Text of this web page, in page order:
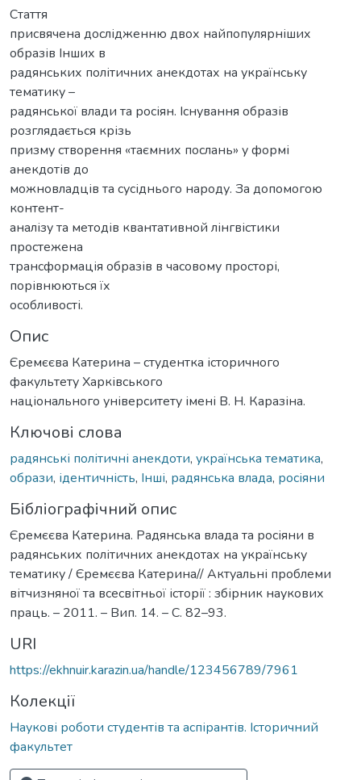
Стаття
присвячена дослідженню двох найпопулярніших
образів Інших в
радянських політичних анекдотах на українську
тематику –
радянської влади та росіян. Існування образів
розглядається крізь
призму створення «таємних послань» у формі
анекдотів до
можновладців та сусіднього народу. За допомогою
контент-
аналізу та методів квантативной лінгвістики
простежена
трансформація образів в часовому просторі,
порівнюються їх
особливості.
Опис
Єремєєва Катерина – студентка історичного
факультету Харківського
національного університету імені В. Н. Каразіна.
Ключові слова
радянські політичні анекдоти, українська тематика,
образи, ідентичність, Інші, радянська влада, росіяни
Бібліографічний опис
Єремєєва Катерина. Радянська влада та росіяни в
радянських політичних анекдотах на українську
тематику / Єремєєва Катерина// Актуальні проблеми
вітчизняної та всесвітньої історії : збірник наукових
праць. – 2011. – Вип. 14. – С. 82–93.
URI
https://ekhnuir.karazin.ua/handle/123456789/7961
Колекції
Наукові роботи студентів та аспірантів. Історичний
факультет